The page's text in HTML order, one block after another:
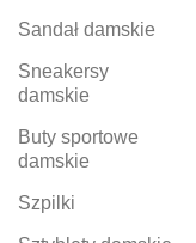
Sandał damskie
Sneakersy
damskie
Buty sportowe
damskie
Szpilki